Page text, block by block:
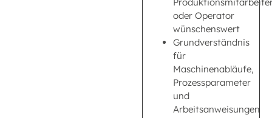
oder Operator
wünschenswert
Grundverständnis
für
Maschinenabläufe,
Prozessparameter
und
Arbeitsanweisungen